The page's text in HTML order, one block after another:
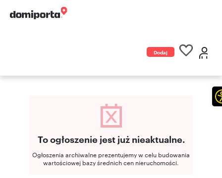
Dodaj
To ogłoszenie jest już nieaktualne.
Ogłoszenia archiwalne prezentujemy w celu budowania
wartościowej bazy średnich cen nieruchomości.